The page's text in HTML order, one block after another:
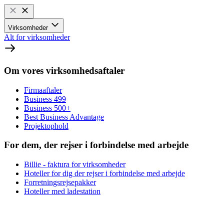
Virksomheder
Alt for virksomheder
Om vores virksomhedsaftaler
Firmaaftaler
Business 499
Business 500+
Best Business Advantage
Projektophold
For dem, der rejser i forbindelse med arbejde
Billie - faktura for virksomheder
Hoteller for dig der rejser i forbindelse med arbejde
Forretningsrejsepakker
Hoteller med ladestation